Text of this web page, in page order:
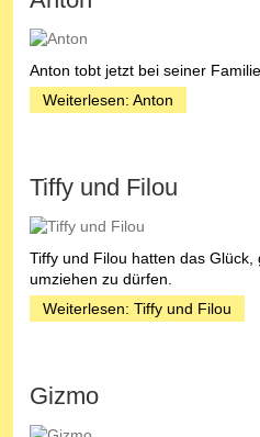
Anton tobt jetzt bei seiner
Weiterlesen: Anton
Tiffy und Filou
Tiffy und Filou hatten das
umziehen zu dürfen.
Weiterlesen: Tiffy und Filou
Gizmo